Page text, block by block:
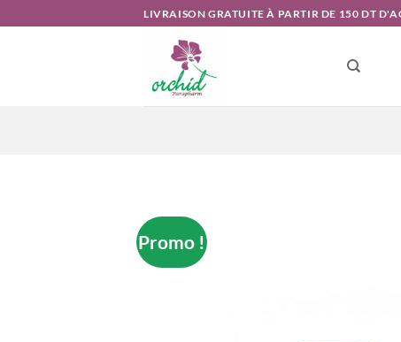
au
LIVRAISON GRATUITE À PARTIR DE 150 DT
Promo !